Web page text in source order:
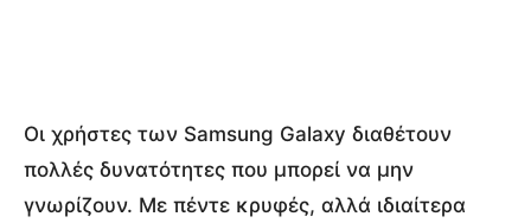
Οι χρήστες των Samsung Galaxy διαθέτουν
πολλές δυνατότητες που μπορεί να μην
γνωρίζουν. Με πέντε κρυφές, αλλά ιδιαίτερα